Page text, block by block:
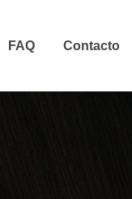
FAQ Contacto